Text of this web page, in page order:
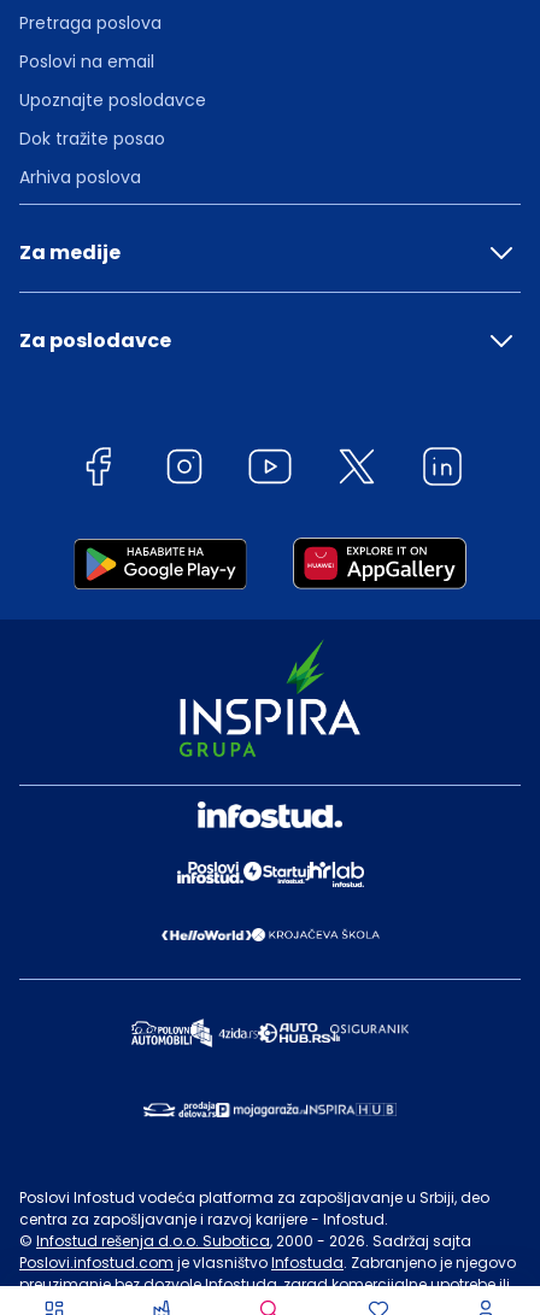
Pretraga poslova
Poslovi na email
Upoznajte poslodavce
Dok tražite posao
Arhiva poslova
Za medije
Za poslodavce
Poslovi Infostud vodeća platforma za zapošljavanje u Srbiji, deo
centra za zapošljavanje i razvoj karijere - Infostud.
© Infostud rešenja d.o.o. Subotica, 2000 - 2026. Sadržaj sajta
Poslovi.infostud.com je vlasništvoInfostuda. Zabranjeno je njegovo
preuzimanje bez dozvoleInfostuda, zarad komercijalne upotrebe ili
u druge svrhe, osim za lične potrebe posetilaca sajta.